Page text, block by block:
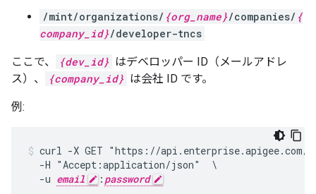
/mint/organizations/ {org_name}/companies/ {
company_id}/developer-tncs
ここで、 {dev_id} はデベロッパー ID（メールアドレ
ス）、
{company_id} は会社 ID です。
例:
curl -X GET "https://api.enterprise.apigee.com/
  -H "Accept:application/json"  \
  -u
email : password